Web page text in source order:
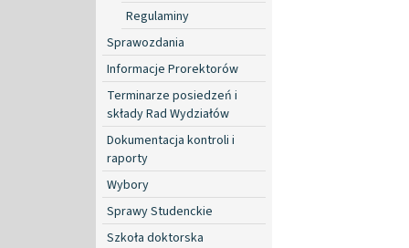
Regulaminy
Sprawozdania
Informacje Prorektorów
Terminarze posiedzeń i
składy Rad Wydziałów
Dokumentacja kontroli i
raporty
Wybory
Sprawy Studenckie
Szkoła doktorska